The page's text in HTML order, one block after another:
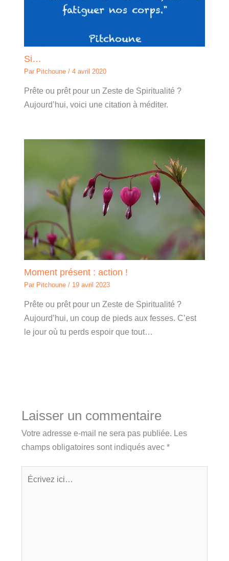
Si…
Par Pitchoune/4 avril 2020
Prête ou prêt pour un Zeste de Spiritualité ?
Aujourd’hui, voici une citation à méditer.
Moment présent : action !
Par Pitchoune/ 19 avril 2023
Prête ou prêt pour un Zeste de Spiritualité ?
Aujourd’hui, un coup de pieds aux fesses. C’est
le jour où tu perds espoir que tout…
Laisser un commentaire
Votre adresse e-mail ne sera pas publiée. Les
champs obligatoires sont indiqués avec *
Écrivez